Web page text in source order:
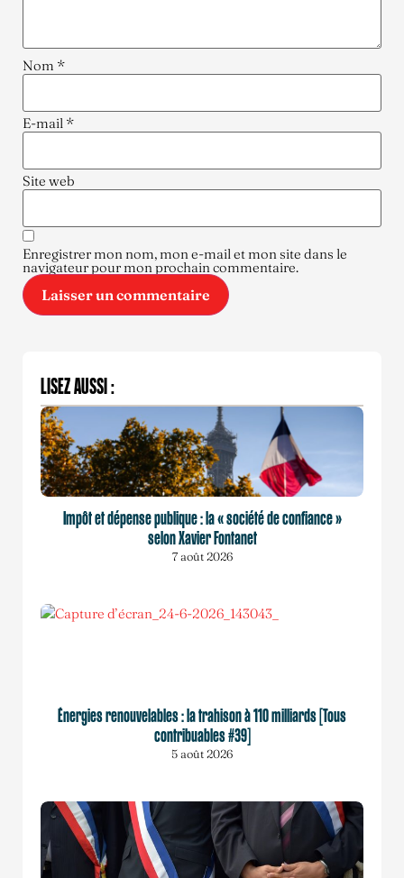
Nom *
E-mail *
Site web
Enregistrer mon nom, mon e-mail et mon site dans le
navigateur pour mon prochain commentaire.
LISEZ AUSSI :
Impôt et dépense publique : la « société de confiance »
selon Xavier Fontanet
7 août 2026
Énergies renouvelables : la trahison à 110 milliards [Tous
contribuables #39]
5 août 2026